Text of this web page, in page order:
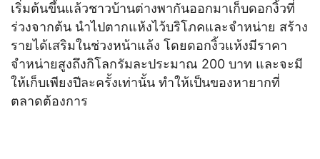
เริ่มต้นขึ้นแล้วชาวบ้านต่างพากันออกมาเก็บดอกงิ้วที่
ร่วงจากต้น นำไปตากแห้งไว้บริโภคและจำหน่าย สร้าง
รายได้เสริมในช่วงหน้าแล้ง โดยดอกงิ้วแห้งมีราคา
จำหน่ายสูงถึงกิโลกรัมละประมาณ 200 บาท และจะมี
ให้เก็บเพียงปีละครั้งเท่านั้น ทำให้เป็นของหายากที่
ตลาดต้องการ